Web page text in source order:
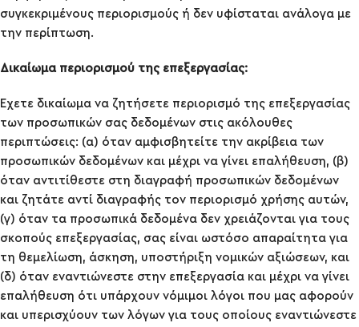
συγκεκριμένους περιορισμούς ή δεν υφίσταται ανάλογα με
την περίπτωση.
Δικαίωμα περιορισμού της επεξεργασίας:
Έχετε δικαίωμα να ζητήσετε περιορισμό της επεξεργασίας
των προσωπικών σας δεδομένων στις ακόλουθες
περιπτώσεις: (α) όταν αμφισβητείτε την ακρίβεια των
προσωπικών δεδομένων και μέχρι να γίνει επαλήθευση, (β)
όταν αντιτίθεστε στη διαγραφή προσωπικών δεδομένων
και ζητάτε αντί διαγραφής τον περιορισμό χρήσης αυτών,
(γ) όταν τα προσωπικά δεδομένα δεν χρειάζονται για τους
σκοπούς επεξεργασίας, σας είναι ωστόσο απαραίτητα για
τη θεμελίωση, άσκηση, υποστήριξη νομικών αξιώσεων, και
(δ) όταν εναντιώνεστε στην επεξεργασία και μέχρι να γίνει
επαλήθευση ότι υπάρχουν νόμιμοι λόγοι που μας αφορούν
και υπερισχύουν των λόγων για τους οποίους εναντιώνεστε